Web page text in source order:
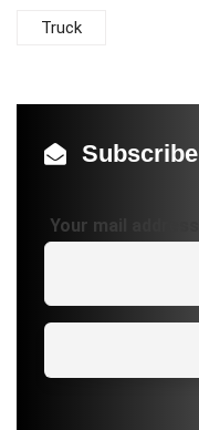
Truck
Subscribe
Your mail address*